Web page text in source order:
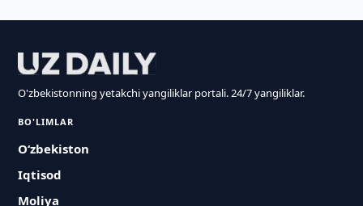
O'zbekistonning yetakchi yangiliklar portali. 24/7 yangiliklar.
BO'LIMLAR
O‘zbekiston
Iqtisod
Moliya